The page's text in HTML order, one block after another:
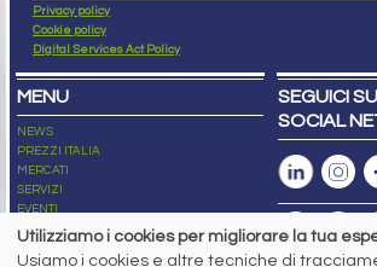
Privacy policy
Cookie policy
Digital Services Act Policy
MENU
NEWS
PREZZI ITALIA
MERCATI
SERVIZI
EVENTI
ABBONAMENTI
SEGUICI
SOCIAL
Utilizziamo i cookies per migliorare la tua
Usiamo i cookies e altre tecniche di